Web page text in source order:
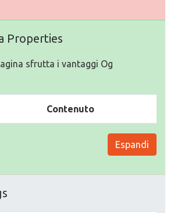
Properties
sfrutta i vantaggi Og
Contenuto
Espandi